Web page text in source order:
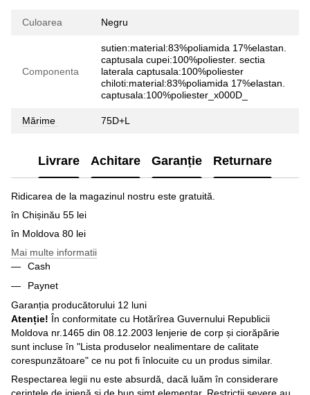
Culoarea Negru
Componenta
sutien:material:83%poliamida 17%elastan.
captusala cupei:100%poliester. sectia
laterala captusala:100%poliester
chiloti:material:83%poliamida 17%elastan.
captusala:100%poliester_x000D_
Mărime 75D+L
Livrare Achitare Garanție Returnare
Ridicarea de la magazinul nostru este gratuită.
în Chișinău 55 lei
în Moldova 80 lei
Mai multe informatii
Cash
Paynet
Garanția producătorului 12 luni
Atenție! În conformitate cu Hotărîrea Guvernului Republicii
Moldova nr.1465 din 08.12.2003 lenjerie de corp și ciorăpărie
sunt incluse în "Lista produselor nealimentare de calitate
corespunzătoare" ce nu pot fi înlocuite cu un produs similar.
Respectarea legii nu este absurdă, dacă luăm în considerare